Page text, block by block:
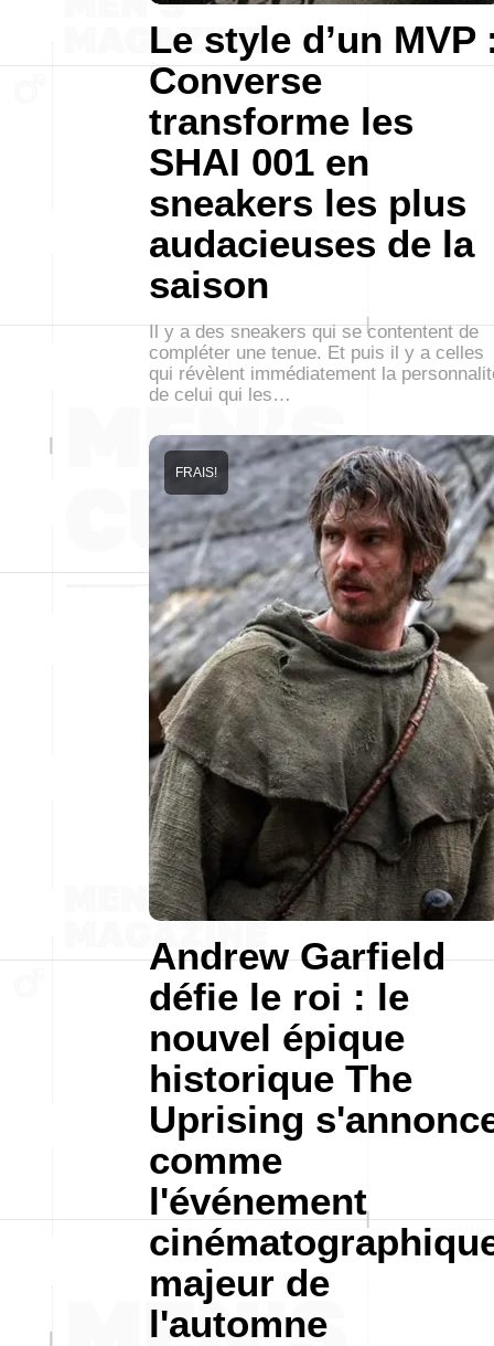
Le style d’un MVP
Converse
transforme les
SHAI 001 en
sneakers les plus
audacieuses de la
saison
Il y a des sneakers qui se contentent de
compléter une tenue. Et puis il y a celles
qui révèlent immédiatement la
de celui qui les…
Andrew Garfield
défie le roi : le
nouvel épique
historique The
Uprising
comme
l'événement
majeur de
l'automne
FRAIS!